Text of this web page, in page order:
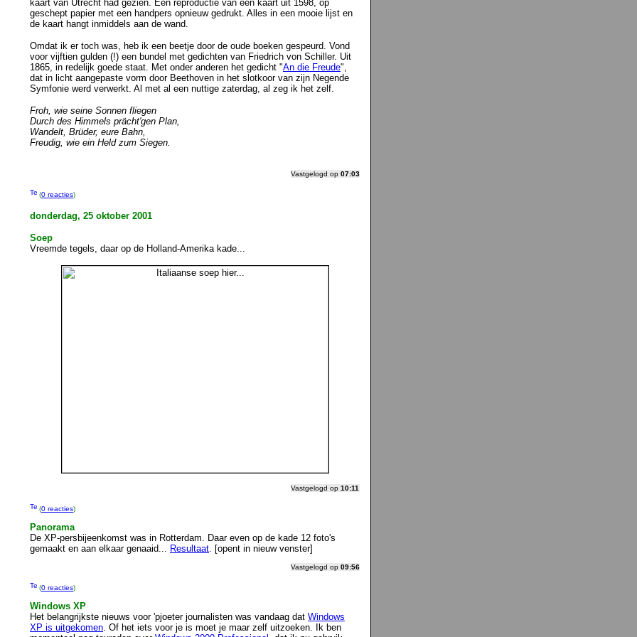
kaart van Utrecht had gezien. Een reproductie van een kaart uit 1598, op
geschept papier met een handpers opnieuw gedrukt. Alles in een mooie lijst en
de kaart hangt inmiddels aan de wand.
Omdat ik er toch was, heb ik een beetje door de oude boeken gespeurd. Vond
voor vijftien gulden (!) een bundel met gedichten van Friedrich von Schiller. Uit
1865, in redelijk goede staat. Met onder anderen het gedicht "An die Freude",
dat in licht aangepaste vorm door Beethoven in het slotkoor van zijn Negende
Symfonie werd verwerkt. Al met al een nuttige zaterdag, al zeg ik het zelf.
Froh, wie seine Sonnen fliegen
Durch des Himmels prächt'gen Plan,
Wandelt, Brüder, eure Bahn,
Freudig, wie ein Held zum Siegen.
Vastgelogd op 07:03
(0 reacties)
donderdag, 25 oktober 2001
Soep
Vreemde tegels, daar op de Holland-Amerika kade...
Vastgelogd op 10:11
(0 reacties)
Panorama
De XP-persbijeenkomst was in Rotterdam. Daar even op de kade 12 foto's
gemaakt en aan elkaar genaaid... Resultaat. [opent in nieuw venster]
Vastgelogd op 09:56
(0 reacties)
Windows XP
Het belangrijkste nieuws voor 'pjoeter journalisten was vandaag dat Windows
XP is uitgekomen. Of het iets voor je is moet je maar zelf uitzoeken. Ik ben